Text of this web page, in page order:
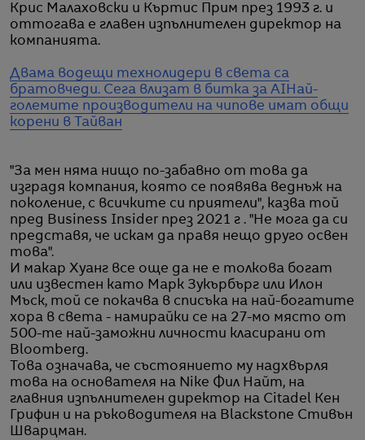
Крис Малаховски и Къртис Прим през 1993 г. и
оттогава е главен изпълнителен директор на
компанията.
Двама водещи технолидери в света са
братовчеди. Сега влизат в битка за AI Най-
големите производители на чипове имат общи
корени в Тайван
"За мен няма нищо по-забавно от това да
изградя компания, която се появява веднъж на
поколение, с всичките си приятели", казва той
пред Business Insider през 2021 г . "Не мога да си
представя, че искам да правя нещо друго освен
това".
И макар Хуанг все още да не е толкова богат
или известен като Марк Зукърбърг или Илон
Мъск, той се покачва в списъка на най-богатите
хора в света - намирайки се на 27-мо място от
500-те най-заможни личности класирани от
Bloomberg.
Това означава, че състоянието му надхвърля
това на основателя на Nike Фил Найт, на
главния изпълнителен директор на Citadel Кен
Грифин и на ръководителя на Blackstone Стивън
Шварцман.